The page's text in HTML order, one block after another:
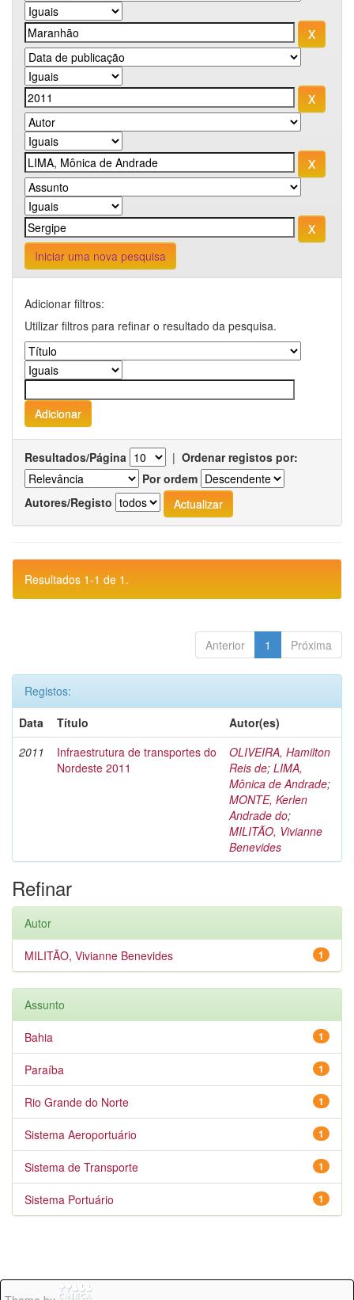
Iniciar uma nova pesquisa
Adicionar filtros:
Utilizar filtros para refinar o resultado da pesquisa.
Resultados/Página | Ordenar registos por:
Por ordem
Autores/Registo
Resultados 1-1 de 1.
Anterior 1 Próxima
Registos:
Data
Título
Autor(es)
2011
Infraestrutura de transportes do
Nordeste 2011
OLIVEIRA, Hamilton
Reis de; LIMA,
Mônica de Andrade;
MONTE, Kerlen
Andrade do;
MILITÃO, Vivianne
Benevides
Refinar
Autor
1
MILITÃO, Vivianne Benevides
Assunto
1
Bahia
1
Paraíba
1
Rio Grande do Norte
1
Sistema Aeroportuário
1
Sistema de Transporte
1
Sistema Portuário